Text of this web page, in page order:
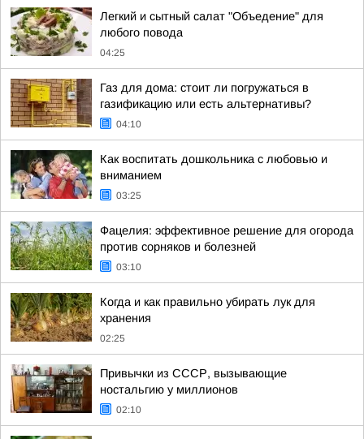
Легкий и сытный салат "Объедение" для
любого повода
04:25
Газ для дома: стоит ли погружаться в
газификацию или есть альтернативы?
04:10
Как воспитать дошкольника с любовью и
вниманием
03:25
Фацелия: эффективное решение для огорода
против сорняков и болезней
03:10
Когда и как правильно убирать лук для
хранения
02:25
Привычки из СССР, вызывающие
ностальгию у миллионов
02:10